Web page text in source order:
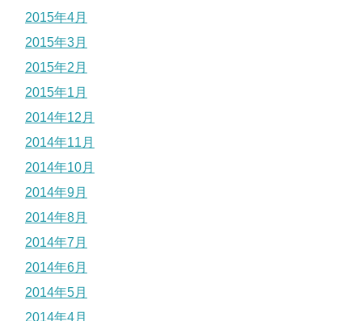
2015年4月
2015年3月
2015年2月
2015年1月
2014年12月
2014年11月
2014年10月
2014年9月
2014年8月
2014年7月
2014年6月
2014年5月
2014年4月